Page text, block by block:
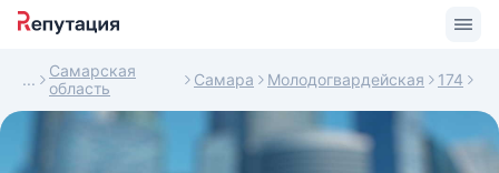
Самарская
область
Самара Молодогвардейская 174